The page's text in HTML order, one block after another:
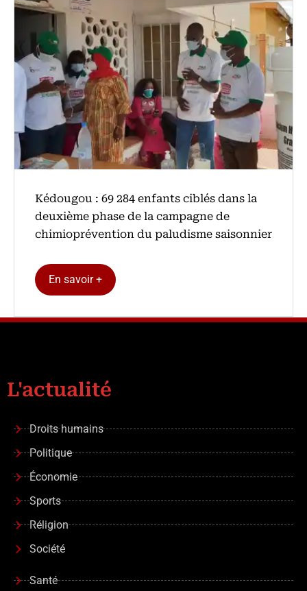
Kédougou : 69 284 enfants ciblés dans la
deuxième phase de la campagne de
chimioprévention du paludisme saisonnier
En savoir +
L'actualité
Droits humains
Politique
Économie
Sports
Réligion
Société
Santé